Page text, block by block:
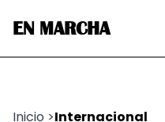
EN MARCHA
Inicio >Internacional